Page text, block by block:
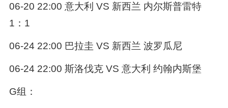
06-20 22:00 意大利 VS 新西兰 内尔斯普雷特
1：1
06-24 22:00 巴拉圭 VS 新西兰 波罗瓜尼
06-24 22:00 斯洛伐克 VS 意大利 约翰内斯堡
G组：